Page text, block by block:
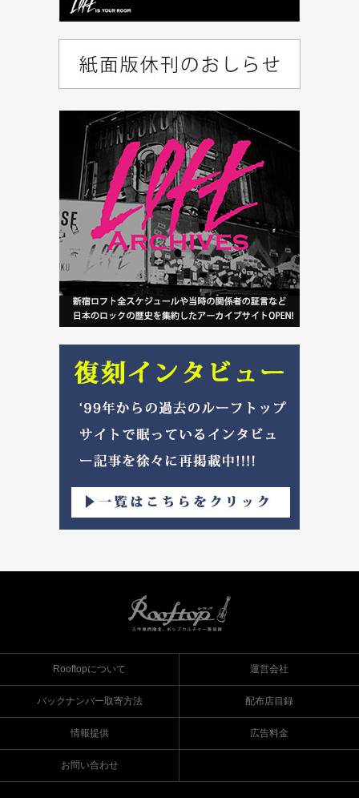
Rooftopについて 運営会社
バックナンバー取寄方法 配布店目録
情報提供 広告料金
お問い合わせ